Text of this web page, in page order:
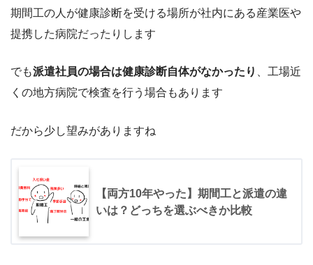
期間工の人が健康診断を受ける場所が社内にある産業医や
提携した病院だったりします
でも派遣社員の場合は健康診断自体がなかったり
、工場近
くの地方病院で検査を行う場合もあります
だから少し望みがありますね
【両方10年やった】期間工と派遣の違
いは？どっちを選ぶべきか比較